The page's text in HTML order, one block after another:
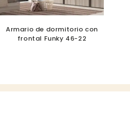
Armario de dormitorio con
frontal Funky 46-22